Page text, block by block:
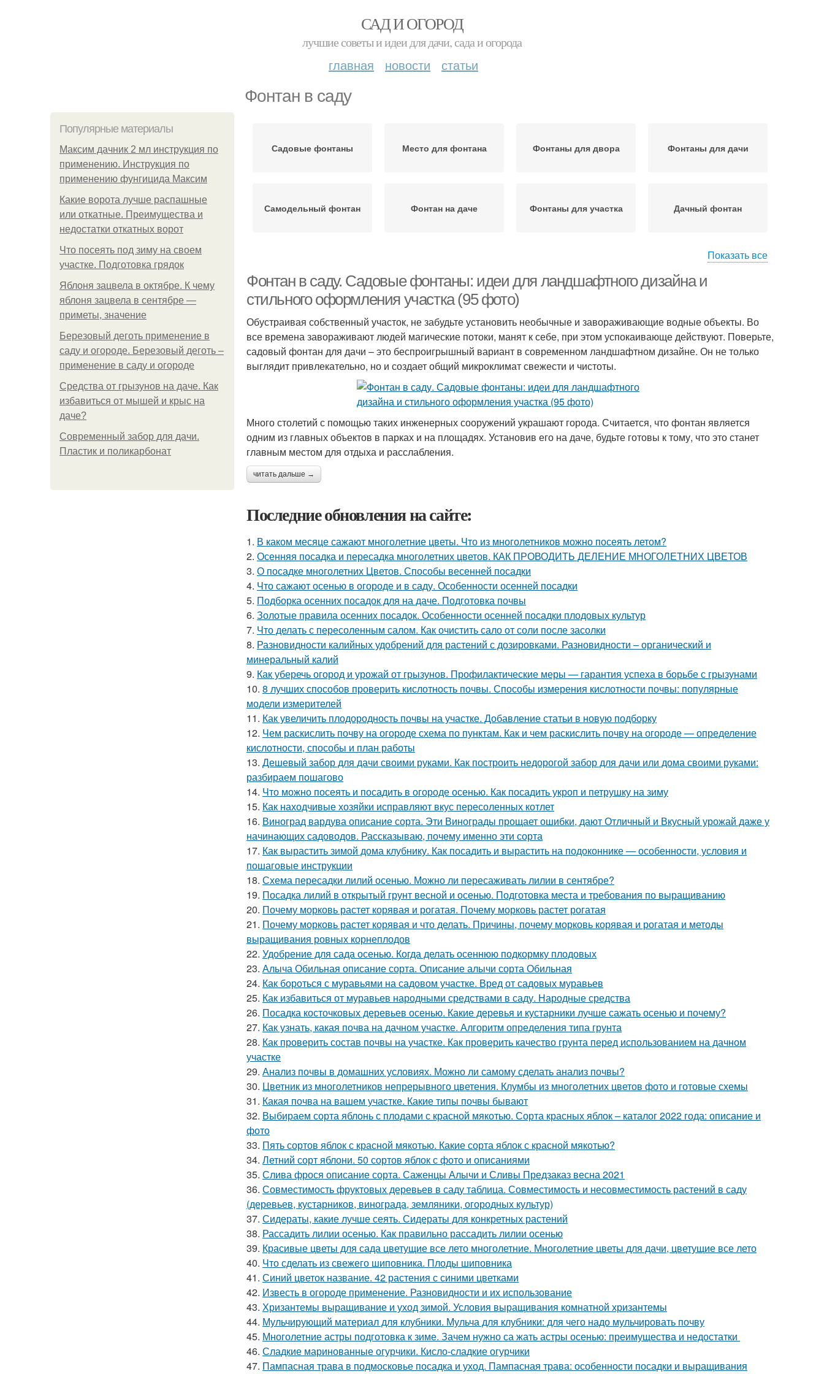
САД И ОГОРОД
лучшие советы и идеи для дачи, сада и огорода
главная новости статьи
Фонтан в саду
Популярные материалы
Максим дачник 2 мл инструкция по
применению. Инструкция по
применению фунгицида Максим
Какие ворота лучше распашные
или откатные. Преимущества и
недостатки откатных ворот
Что посеять под зиму на своем
участке. Подготовка грядок
Яблоня зацвела в октябре. К чему
яблоня зацвела в сентябре —
приметы, значение
Березовый деготь применение в
саду и огороде. Березовый деготь –
применение в саду и огороде
Средства от грызунов на даче. Как
избавиться от мышей и крыс на
даче?
Современный забор для дачи.
Пластик и поликарбонат
Садовые фонтаны Место для фонтана Фонтаны для двора Фонтаны для дачи
Самодельный фонтан Фонтан на даче Фонтаны для участка Дачный фонтан
Показать все
Фонтан в саду. Садовые фонтаны: идеи для ландшафтного дизайна и
стильного оформления участка (95 фото)
Обустраивая собственный участок, не забудьте установить необычные и завораживающие водные объекты. Во
все времена завораживают людей магические потоки, манят к себе, при этом успокаивающе действуют. Поверьте,
садовый фонтан для дачи – это беспроигрышный вариант в современном ландшафтном дизайне. Он не только
выглядит привлекательно, но и создает общий микроклимат свежести и чистоты.
Много столетий с помощью таких инженерных сооружений украшают города. Считается, что фонтан является
одним из главных объектов в парках и на площадях. Установив его на даче, будьте готовы к тому, что это станет
главным местом для отдыха и расслабления.
читать дальше →
Последние обновления на сайте:
1. В каком месяце сажают многолетние цветы. Что из многолетников можно посеять летом?
2. Осенняя посадка и пересадка многолетних цветов. КАК ПРОВОДИТЬ ДЕЛЕНИЕ МНОГОЛЕТНИХ ЦВЕТОВ
3. О посадке многолетних Цветов. Способы весенней посадки
4. Что сажают осенью в огороде и в саду. Особенности осенней посадки
5. Подборка осенних посадок для на даче. Подготовка почвы
6. Золотые правила осенних посадок. Особенности осенней посадки плодовых культур
7. Что делать с пересоленным салом. Как очистить сало от соли после засолки
8. Разновидности калийных удобрений для растений с дозировками. Разновидности – органический и
минеральный калий
9. Как уберечь огород и урожай от грызунов. Профилактические меры — гарантия успеха в борьбе с грызунами
10. 8 лучших способов проверить кислотность почвы. Способы измерения кислотности почвы: популярные
модели измерителей
11. Как увеличить плодородность почвы на участке. Добавление статьи в новую подборку
12. Чем раскислить почву на огороде схема по пунктам. Как и чем раскислить почву на огороде — определение
кислотности, способы и план работы
13. Дешевый забор для дачи своими руками. Как построить недорогой забор для дачи или дома своими руками:
разбираем пошагово
14. Что можно посеять и посадить в огороде осенью. Как посадить укроп и петрушку на зиму
15. Как находчивые хозяйки исправляют вкус пересоленных котлет
16. Виноград вардува описание сорта. Эти Винограды прощает ошибки, дают Отличный и Вкусный урожай даже у
начинающих садоводов. Рассказываю, почему именно эти сорта
17. Как вырастить зимой дома клубнику. Как посадить и вырастить на подоконнике — особенности, условия и
пошаговые инструкции
18. Схема пересадки лилий осенью. Можно ли пересаживать лилии в сентябре?
19. Посадка лилий в открытый грунт весной и осенью. Подготовка места и требования по выращиванию
20. Почему морковь растет корявая и рогатая. Почему морковь растет рогатая
21. Почему морковь растет корявая и что делать. Причины, почему морковь корявая и рогатая и методы
выращивания ровных корнеплодов
22. Удобрение для сада осенью. Когда делать осеннюю подкормку плодовых
23. Алыча Обильная описание сорта. Описание алычи сорта Обильная
24. Как бороться с муравьями на садовом участке. Вред от садовых муравьев
25. Как избавиться от муравьев народными средствами в саду. Народные средства
26. Посадка косточковых деревьев осенью. Какие деревья и кустарники лучше сажать осенью и почему?
27. Как узнать, какая почва на дачном участке. Алгоритм определения типа грунта
28. Как проверить состав почвы на участке. Как проверить качество грунта перед использованием на дачном
участке
29. Анализ почвы в домашних условиях. Можно ли самому сделать анализ почвы?
30. Цветник из многолетников непрерывного цветения. Клумбы из многолетних цветов фото и готовые схемы
31. Какая почва на вашем участке. Какие типы почвы бывают
32. Выбираем сорта яблонь с плодами с красной мякотью. Сорта красных яблок – каталог 2022 года: описание и
фото
33. Пять сортов яблок с красной мякотью. Какие сорта яблок с красной мякотью?
34. Летний сорт яблони. 50 сортов яблок с фото и описаниями
35. Слива фрося описание сорта. Саженцы Алычи и Сливы Предзаказ весна 2021
36. Совместимость фруктовых деревьев в саду таблица. Совместимость и несовместимость растений в саду
(деревьев, кустарников, винограда, земляники, огородных культур)
37. Сидераты, какие лучше сеять. Сидераты для конкретных растений
38. Рассадить лилии осенью. Как правильно рассадить лилии осенью
39. Красивые цветы для сада цветущие все лето многолетние. Многолетние цветы для дачи, цветущие все лето
40. Что сделать из свежего шиповника. Плоды шиповника
41. Синий цветок название. 42 растения с синими цветками
42. Известь в огороде применение. Разновидности и их использование
43. Хризантемы выращивание и уход зимой. Условия выращивания комнатной хризантемы
44. Мульчирующий материал для клубники. Мульча для клубники: для чего надо мульчировать почву
45. Многолетние астры подготовка к зиме. Зачем нужно са жать астры осенью: преимущества и недостатки
46. Сладкие маринованные огурчики. Кисло-сладкие огурчики
47. Пампасная трава в подмосковье посадка и уход. Пампасная трава: особенности посадки и выращивания